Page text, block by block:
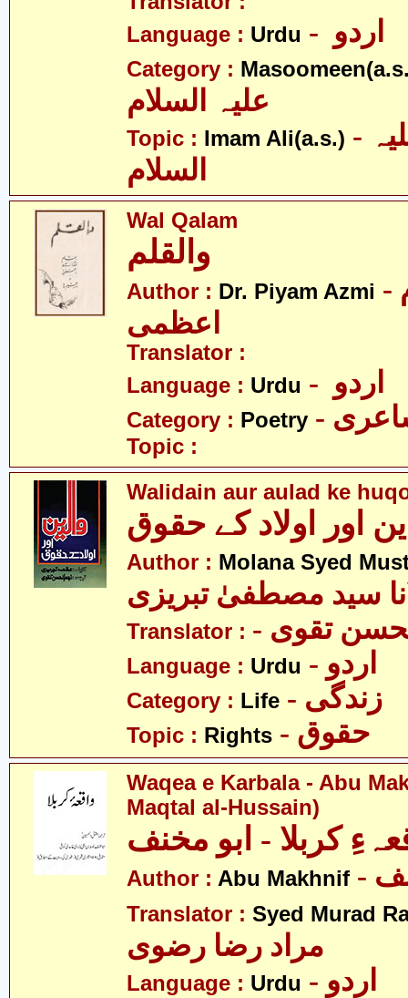
Language : Urdu
Category :
Topic : Imam Ali(a.s.) - امام علی علیہ
السلام
Wal Qalam
Author : Dr. Piyam Azmi - ڈاکٹر پیام
اعظمی
Translator :
Language : Urdu
Category : Poetry
Topic :
Walidain aur aulad ke
اور اولاد کے حقوق
Author : Molana Syed
سید مصطفیٰ تبریزی
Translator : تقوی
Language : Urdu - اردو
Category : Life - زندگی
Topic : Rights - حقوق
Waqea e Karbala - Abu
Maqtal al-Hussain)
کربلا - ابو مخنف
Author : Abu Makhnif
Translator : Syed Murad
مراد رضا رضوی
Language : Urdu - اردو